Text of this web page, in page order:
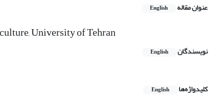
عنوان مقاله English
University of Tehran
نویسندگان English
کلیدواژه‌ها
English